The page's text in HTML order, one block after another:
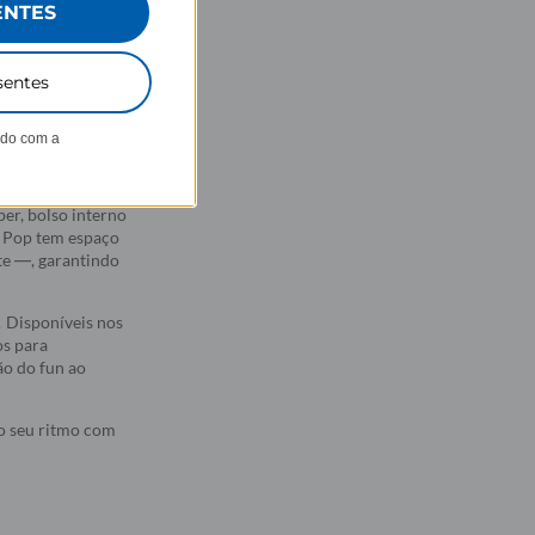
os
toda a diferença
em cadarço
bolso interno
tem espaço
—, garantindo
Disponíveis nos
para
do fun ao
seu ritmo com
com a